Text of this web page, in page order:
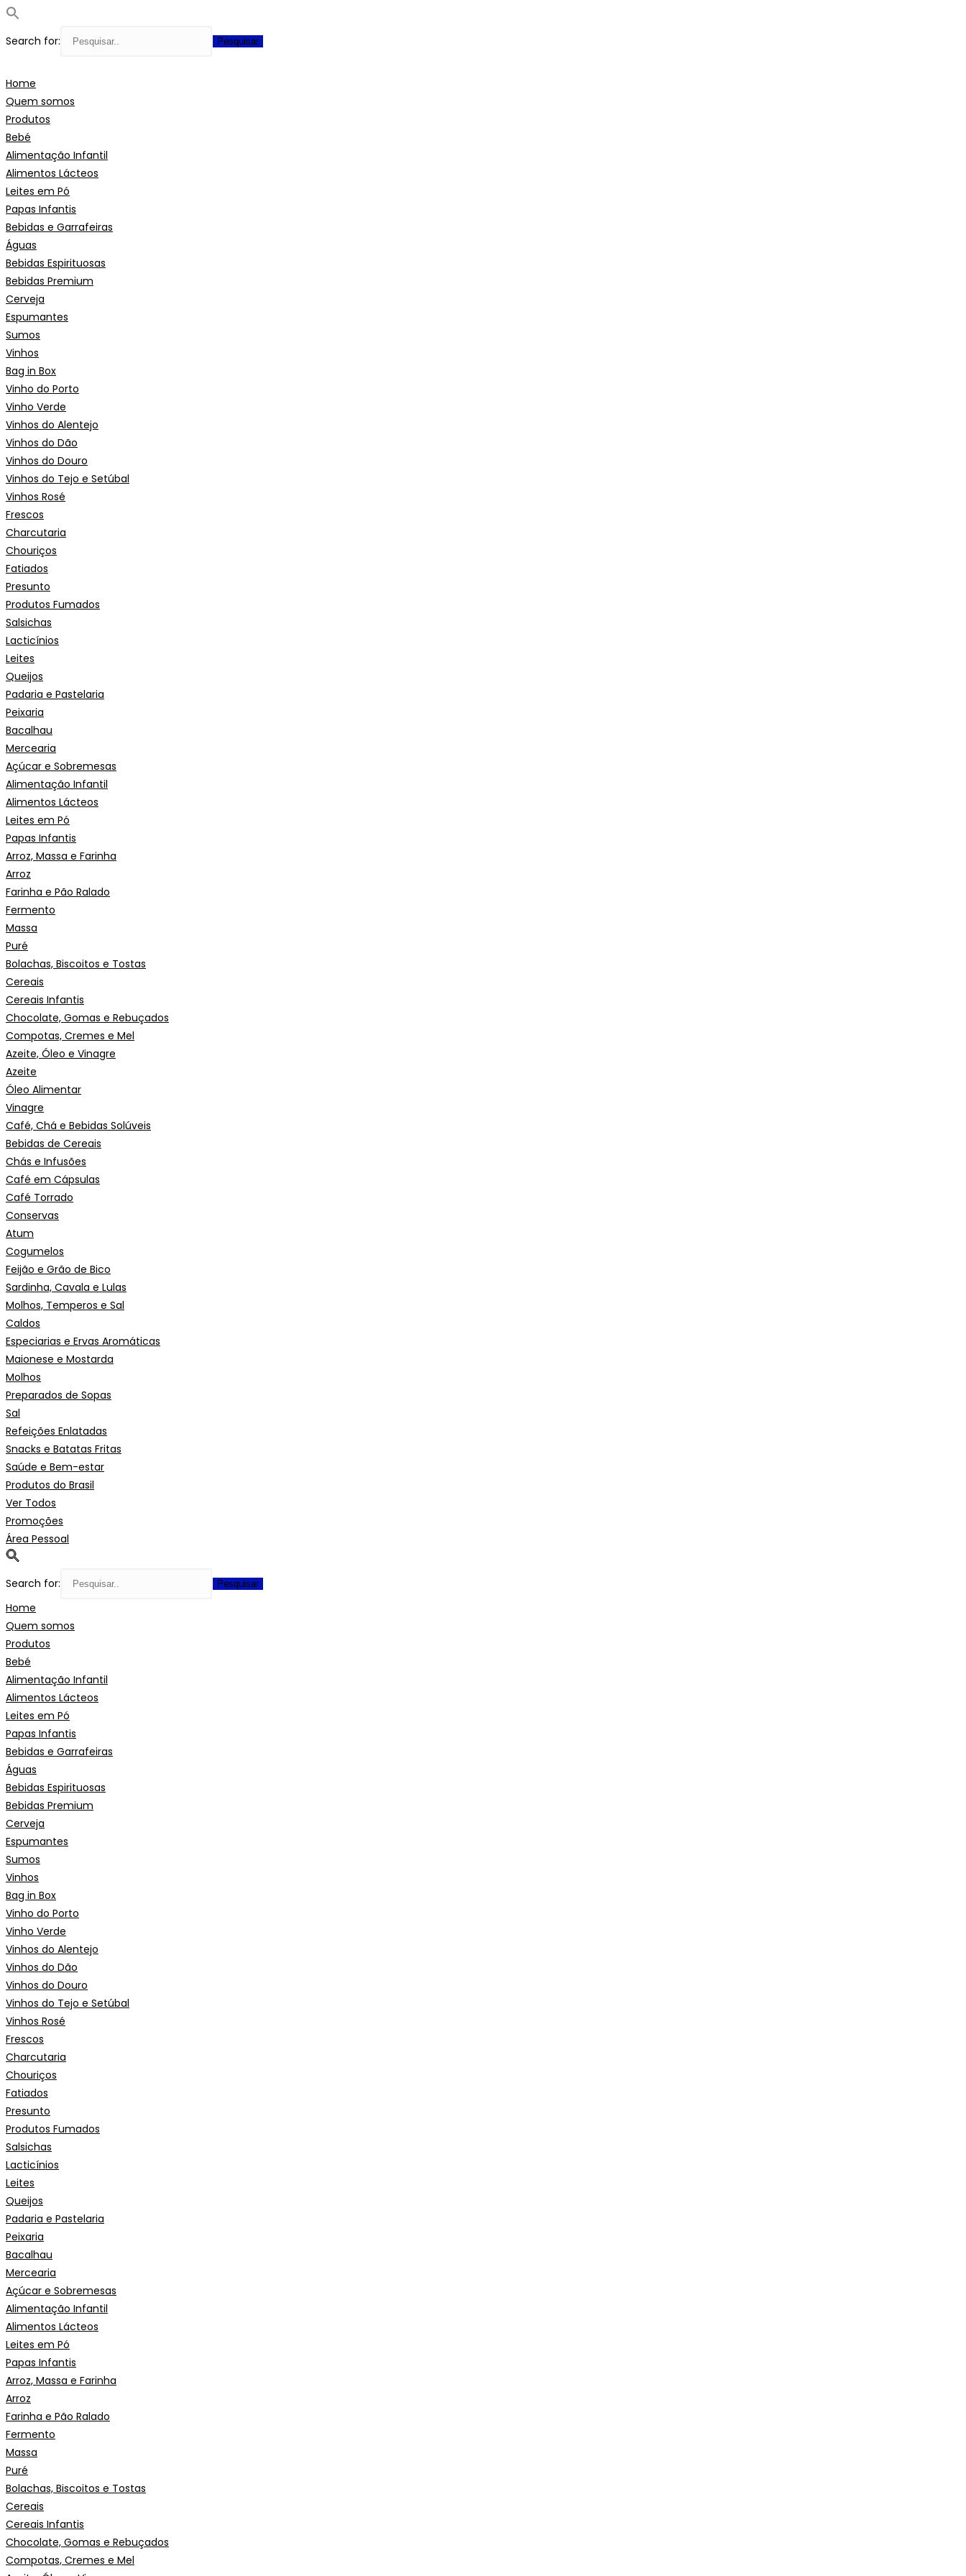
Search for:
to
content
Home
Quem somos
Produtos
Bebé
Alimentação Infantil
Alimentos Lácteos
Leites em Pó
Papas Infantis
Bebidas e Garrafeiras
Águas
Bebidas Espirituosas
Bebidas Premium
Cerveja
Espumantes
Sumos
Vinhos
Bag in Box
Vinho do Porto
Vinho Verde
Vinhos do Alentejo
Vinhos do Dão
Vinhos do Douro
Vinhos do Tejo e Setúbal
Vinhos Rosé
Frescos
Charcutaria
Chouriços
Fatiados
Presunto
Produtos Fumados
Salsichas
Lacticínios
Leites
Queijos
Padaria e Pastelaria
Peixaria
Bacalhau
Mercearia
Açúcar e Sobremesas
Alimentação Infantil
Alimentos Lácteos
Leites em Pó
Papas Infantis
Arroz, Massa e Farinha
Arroz
Farinha e Pão Ralado
Fermento
Massa
Puré
Bolachas, Biscoitos e Tostas
Cereais
Cereais Infantis
Chocolate, Gomas e Rebuçados
Compotas, Cremes e Mel
Azeite, Óleo e Vinagre
Azeite
Óleo Alimentar
Vinagre
Café, Chá e Bebidas Solúveis
Bebidas de Cereais
Chás e Infusões
Café em Cápsulas
Café Torrado
Conservas
Atum
Cogumelos
Feijão e Grão de Bico
Sardinha, Cavala e Lulas
Molhos, Temperos e Sal
Caldos
Especiarias e Ervas Aromáticas
Maionese e Mostarda
Molhos
Preparados de Sopas
Sal
Refeições Enlatadas
Snacks e Batatas Fritas
Saúde e Bem-estar
Produtos do Brasil
Ver Todos
Promoções
Área Pessoal
Search for:
Home
Quem somos
Produtos
Bebé
Alimentação Infantil
Alimentos Lácteos
Leites em Pó
Papas Infantis
Bebidas e Garrafeiras
Águas
Bebidas Espirituosas
Bebidas Premium
Cerveja
Espumantes
Sumos
Vinhos
Bag in Box
Vinho do Porto
Vinho Verde
Vinhos do Alentejo
Vinhos do Dão
Vinhos do Douro
Vinhos do Tejo e Setúbal
Vinhos Rosé
Frescos
Charcutaria
Chouriços
Fatiados
Presunto
Produtos Fumados
Salsichas
Lacticínios
Leites
Queijos
Padaria e Pastelaria
Peixaria
Bacalhau
Mercearia
Açúcar e Sobremesas
Alimentação Infantil
Alimentos Lácteos
Leites em Pó
Papas Infantis
Arroz, Massa e Farinha
Arroz
Farinha e Pão Ralado
Fermento
Massa
Puré
Bolachas, Biscoitos e Tostas
Cereais
Cereais Infantis
Chocolate, Gomas e Rebuçados
Compotas, Cremes e Mel